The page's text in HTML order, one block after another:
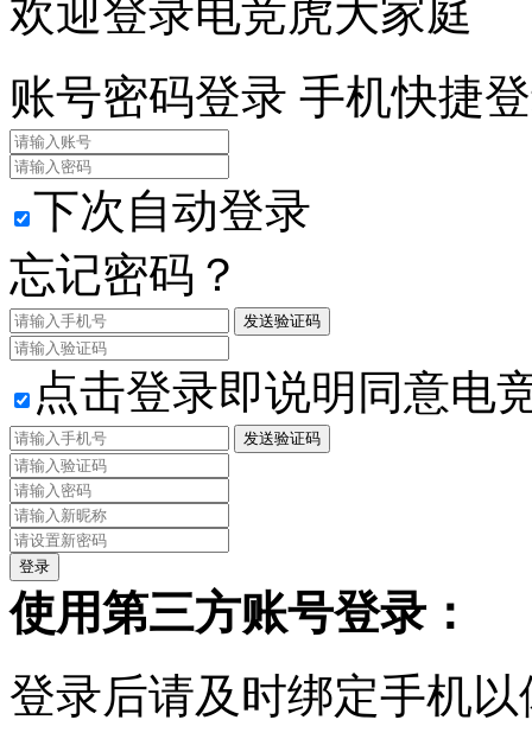
欢迎登录电竞虎大家庭
账号密码登录 手机快捷
下次自动登录
忘记密码？
发送验证码
点击登录即说明同意电
发送验证码
使用第三方账号登录：
登录后请及时绑定手机